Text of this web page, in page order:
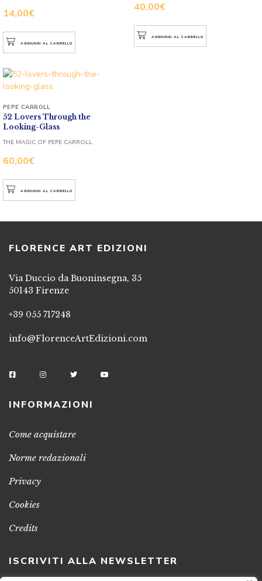
14,00€
AGGIUNGI AL CARRELLO
40,00€
AGGIUNGI AL CARRELLO
52 Lovers Through the
Looking-Glass
60,00€
PEPE CARROLL
THE MAGIC OF PEPE CARROLL
AGGIUNGI AL CARRELLO
FLORENCE ART EDIZIONI
Via Duccio da Buoninsegna, 35
50143 Firenze
+39 055 717248
info@FlorenceArtEdizioni.com
INFORMAZIONI
Come acquistare
Norme redazionali
Privacy
Cookies
Credits
ISCRIVITI ALLA NEWSLETTER